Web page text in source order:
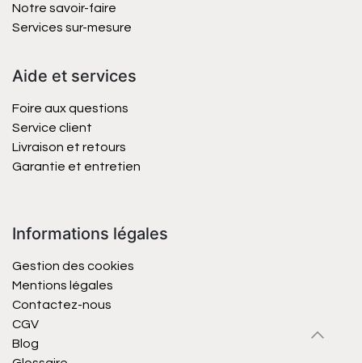
Notre savoir-faire
Services sur-mesure
Aide et services
Foire aux questions
Service client
Livraison et retours
Garantie et entretien
Informations légales
Gestion des cookies
Mentions légales
Contactez-nous
CGV
Blog